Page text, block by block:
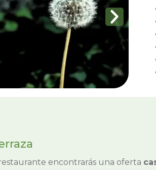
encontrarás una oferta